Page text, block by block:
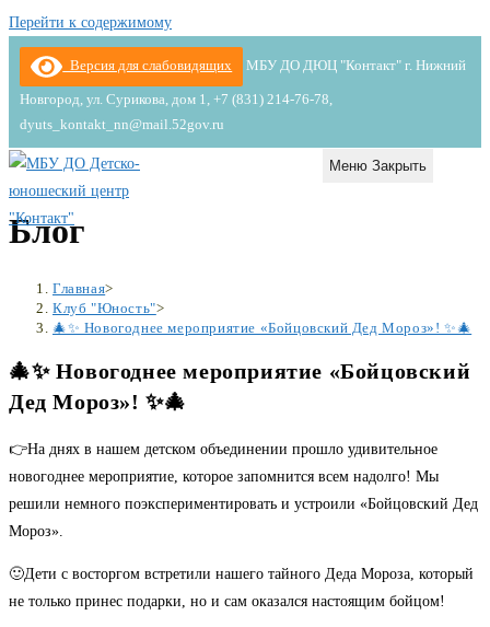
Перейти к содержимому
Версия для слабовидящих МБУ ДО ДЮЦ "Контакт" г. Нижний
Новгород, ул. Сурикова, дом 1, +7 (831) 214-76-78,
dyuts_kontakt_nn@mail.52gov.ru
Меню Закрыть
Блог
Главная>
Клуб "Юность">
🎄✨ Новогоднее мероприятие «Бойцовский Дед Мороз»! ✨🎄
🎄✨ Новогоднее мероприятие «Бойцовский
Дед Мороз»! ✨🎄
👉На днях в нашем детском объединении прошло удивительное
новогоднее мероприятие, которое запомнится всем надолго! Мы
решили немного поэкспериментировать и устроили «Бойцовский Дед
Мороз».
🙂Дети с восторгом встретили нашего тайного Деда Мороза, который
не только принес подарки, но и сам оказался настоящим бойцом!